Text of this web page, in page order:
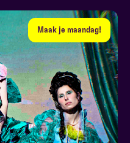
Maak je maandag!